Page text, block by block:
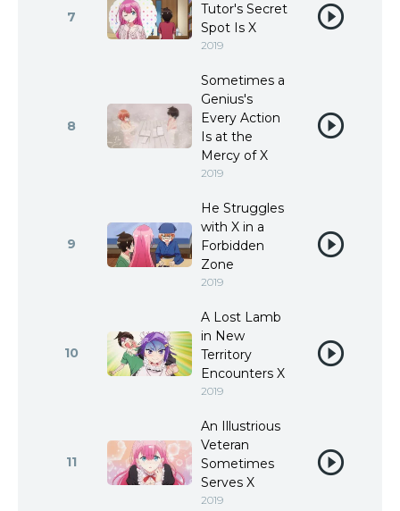
7
Tutor's Secret
Spot Is X
2019
8
Sometimes a
Genius's
Every Action
Is at the
Mercy of X
2019
9
He Struggles
with X in a
Forbidden
Zone
2019
10
A Lost Lamb
in New
Territory
Encounters X
2019
11
An Illustrious
Veteran
Sometimes
Serves X
2019